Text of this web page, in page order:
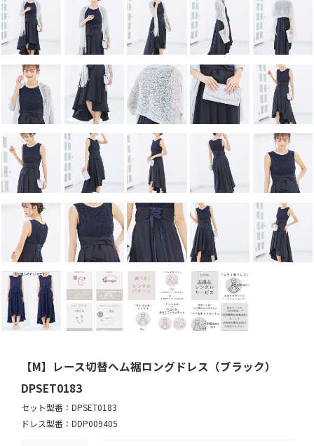
【M】レース切替ヘム裾ロングドレス（ブラック）
DPSET0183
セット型番：DPSET0183
ドレス型番：DDP009405